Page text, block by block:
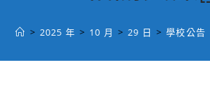
> 2025 年 > 10 月 > 29 日 > 學校公告